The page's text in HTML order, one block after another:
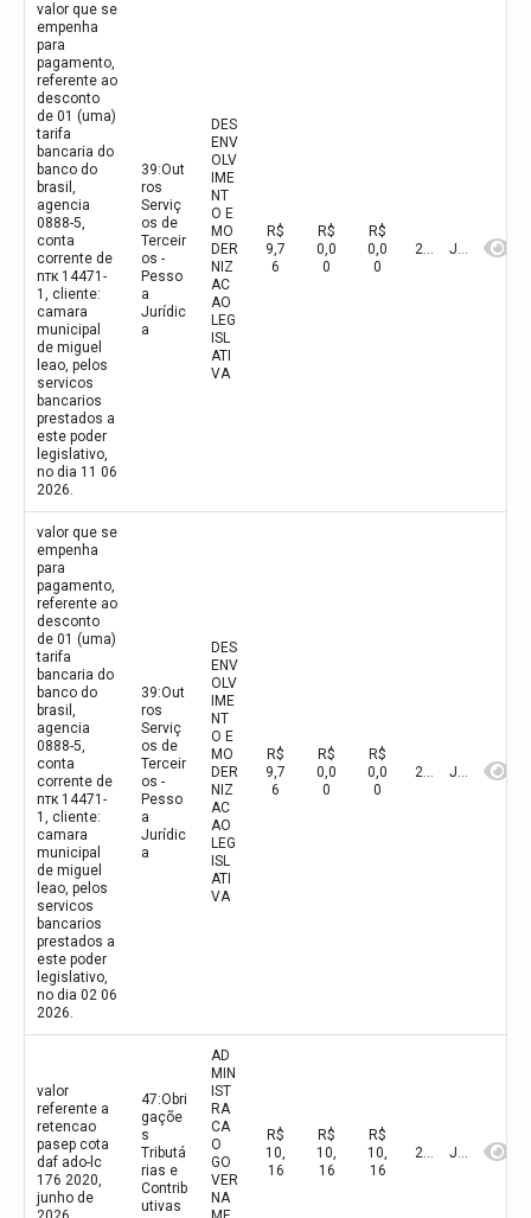
valor que se
empenha
para
pagamento,
referente ao
desconto
de 01 (uma)
tarifa
bancaria do
banco do
brasil,
agencia
0888-5,
conta
corrente de
nтк 14471-
1, cliente:
camara
municipal
de miguel
leao, pelos
servicos
bancarios
prestados a
este poder
legislativo,
no dia 11 06
2026.
39:Out
ros
Serviç
os de
Terceir
os -
Pesso
a
Jurídic
a
DES
ENV
OLV
IME
NT
O E
MO
DER
NIZ
AC
AO
LEG
ISL
ATI
VA
R$
9,7
6
R$
0,0
0
R$
0,0
0
2026 Junho
valor que se
empenha
para
pagamento,
referente ao
desconto
de 01 (uma)
tarifa
bancaria do
banco do
brasil,
agencia
0888-5,
conta
corrente de
nтк 14471-
1, cliente:
camara
municipal
de miguel
leao, pelos
servicos
bancarios
prestados a
este poder
legislativo,
no dia 02 06
2026.
39:Out
ros
Serviç
os de
Terceir
os -
Pesso
a
Jurídic
a
DES
ENV
OLV
IME
NT
O E
MO
DER
NIZ
AC
AO
LEG
ISL
ATI
VA
R$
9,7
6
R$
0,0
0
R$
0,0
0
2026 Junho
valor
referente a
retencao
pasep cota
daf ado-lc
176 2020,
junho de
47:Obri
gaçõe
s
Tributá
rias e
Contrib
utivas
AD
MIN
IST
RA
CA
O
GO
VER
NA
R$
10,
16
R$
10,
16
R$
10,
16
2026 Junho